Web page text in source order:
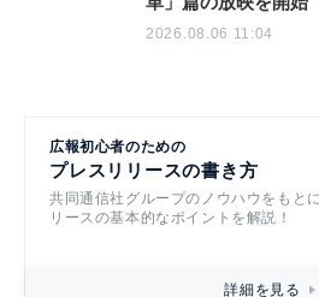
2026.08.06 11:04
広報初心者のための
プレスリリースの書き方
共同通信社グループのノウハウをもと
リースの基本的なポイントを解説！
詳細を見る